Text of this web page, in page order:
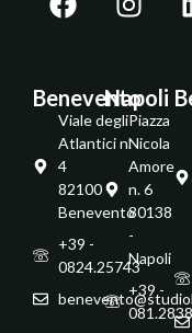
Benevento
Viale degli
Atlantici n.
4
82100 -
Benevento
+39 -
0824.25743
Napoli
Piazza
Nicola
Amore
n. 6
80138
-
Napoli
+39 -